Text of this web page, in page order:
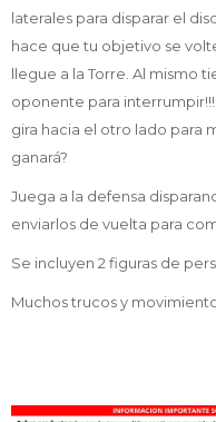
laterales para disparar el
hace que tu objetivo se
llegue a la Torre. Al mismo
oponente para
gira hacia el otro lado para
ganará?
Juega a la defensa
enviarlos de vuelta para
Se incluyen 2 figuras de
Muchos trucos y